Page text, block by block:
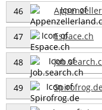
46
47 Espace.ch
48
49 Spirofrog.de